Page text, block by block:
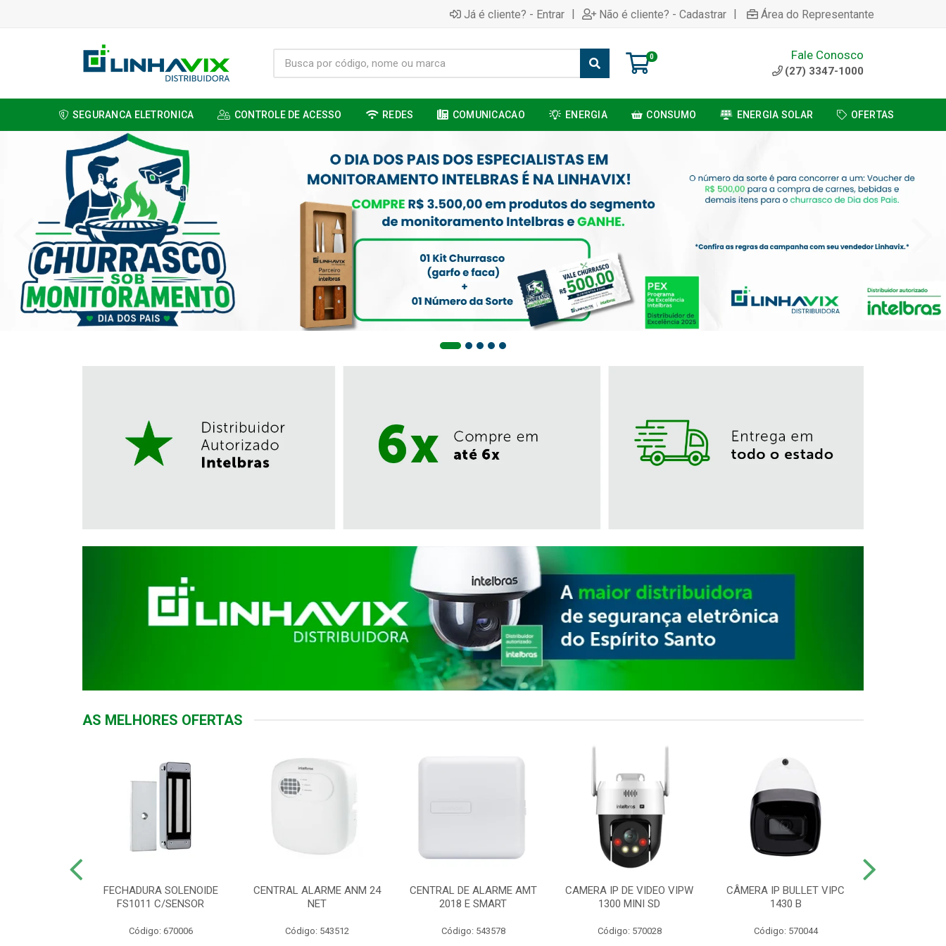
Já é cliente? - Entrar | Não é cliente? - Cadastrar | Área do Representante
0 Fale Conosco
(27) 3347-1000
SEGURANCA ELETRONICA CONTROLE DE ACESSO REDES COMUNICACAO ENERGIA CONSUMO ENERGIA SOLAR OFERTAS
AS MELHORES OFERTAS
FECHADURA SOLENOIDE
FS1011 C/SENSOR
Código: 670006
CENTRAL ALARME ANM 24
NET
Código: 543512
CENTRAL DE ALARME AMT
2018 E SMART
Código: 543578
CAMERA IP DE VIDEO VIPW
1300 MINI SD
Código: 570028
CÂMERA IP BULLET VIPC
1430 B
Código: 570044